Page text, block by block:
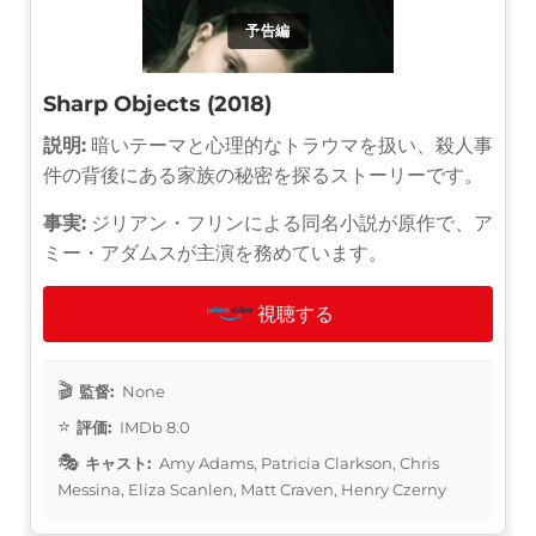
予告編
Sharp Objects (2018)
説明: 暗いテーマと心理的なトラウマを扱い、殺人事
件の背後にある家族の秘密を探るストーリーです。
事実: ジリアン・フリンによる同名小説が原作で、ア
ミー・アダムスが主演を務めています。
視聴する
監督: None
評価: IMDb 8.0
キャスト: Amy Adams, Patricia Clarkson, Chris
Messina, Eliza Scanlen, Matt Craven, Henry Czerny